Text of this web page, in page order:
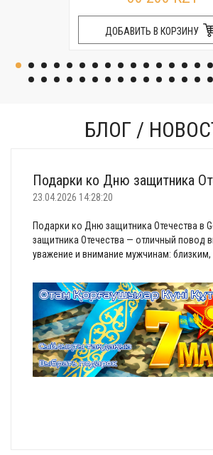
ДОБАВИТЬ В КОРЗИНУ
БЛОГ /
Подарки ко Дню защитника
23.04.2026 14:28:20
Подарки ко Дню защитника Отечества в
защитника Отечества — отличный повод
уважение и внимание мужчинам: близким,